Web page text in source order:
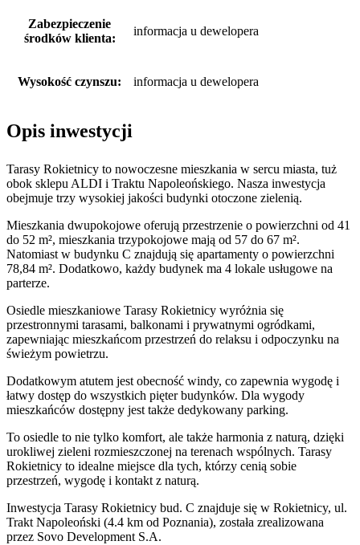
Zabezpieczenie
środków klienta:
informacja u dewelopera
Wysokość czynszu: informacja u dewelopera
Opis inwestycji
Tarasy Rokietnicy to nowoczesne mieszkania w sercu miasta, tuż
obok sklepu ALDI i Traktu Napoleońskiego. Nasza inwestycja
obejmuje trzy wysokiej jakości budynki otoczone zielenią.
Mieszkania dwupokojowe oferują przestrzenie o powierzchni od 41
do 52 m², mieszkania trzypokojowe mają od 57 do 67 m².
Natomiast w budynku C znajdują się apartamenty o powierzchni
78,84 m². Dodatkowo, każdy budynek ma 4 lokale usługowe na
parterze.
Osiedle mieszkaniowe Tarasy Rokietnicy wyróżnia się
przestronnymi tarasami, balkonami i prywatnymi ogródkami,
zapewniając mieszkańcom przestrzeń do relaksu i odpoczynku na
świeżym powietrzu.
Dodatkowym atutem jest obecność windy, co zapewnia wygodę i
łatwy dostęp do wszystkich pięter budynków. Dla wygody
mieszkańców dostępny jest także dedykowany parking.
To osiedle to nie tylko komfort, ale także harmonia z naturą, dzięki
urokliwej zieleni rozmieszczonej na terenach wspólnych. Tarasy
Rokietnicy to idealne miejsce dla tych, którzy cenią sobie
przestrzeń, wygodę i kontakt z naturą.
Inwestycja Tarasy Rokietnicy bud. C znajduje się w Rokietnicy, ul.
Trakt Napoleoński (4.4 km od Poznania), została zrealizowana
przez Sovo Development S.A.